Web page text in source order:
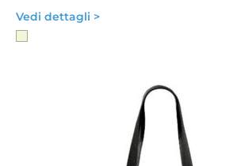
Vedi dettagli >